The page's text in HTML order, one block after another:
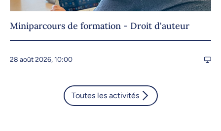
Miniparcours de formation - Droit d'auteur
28 août 2026, 10:00
Toutes les activités